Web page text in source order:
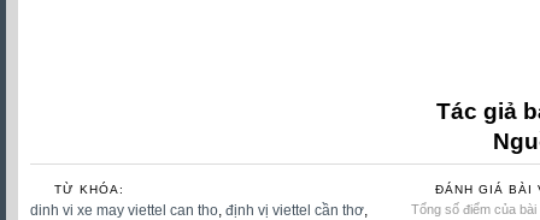
Tác giả
TỪ KHÓA:
dinh vi xe may viettel can tho, định vị viettel cần thơ,
ĐÁNH GIÁ BÀI
Tổng số điểm của